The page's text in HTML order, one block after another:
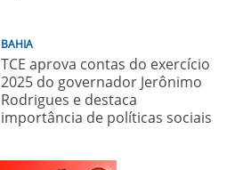
BAHIA
TCE aprova contas do exercício
2025 do governador Jerônimo
Rodrigues e destaca
importância de políticas sociais